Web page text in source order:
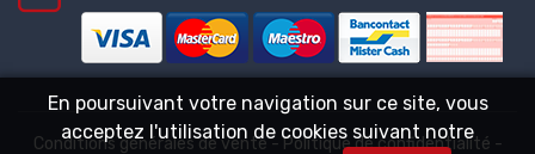
Conditions générales de vente-Politique de confidentialité -
En poursuivant votre navigation sur ce site, vous
acceptez l'utilisation de cookies suivant notre